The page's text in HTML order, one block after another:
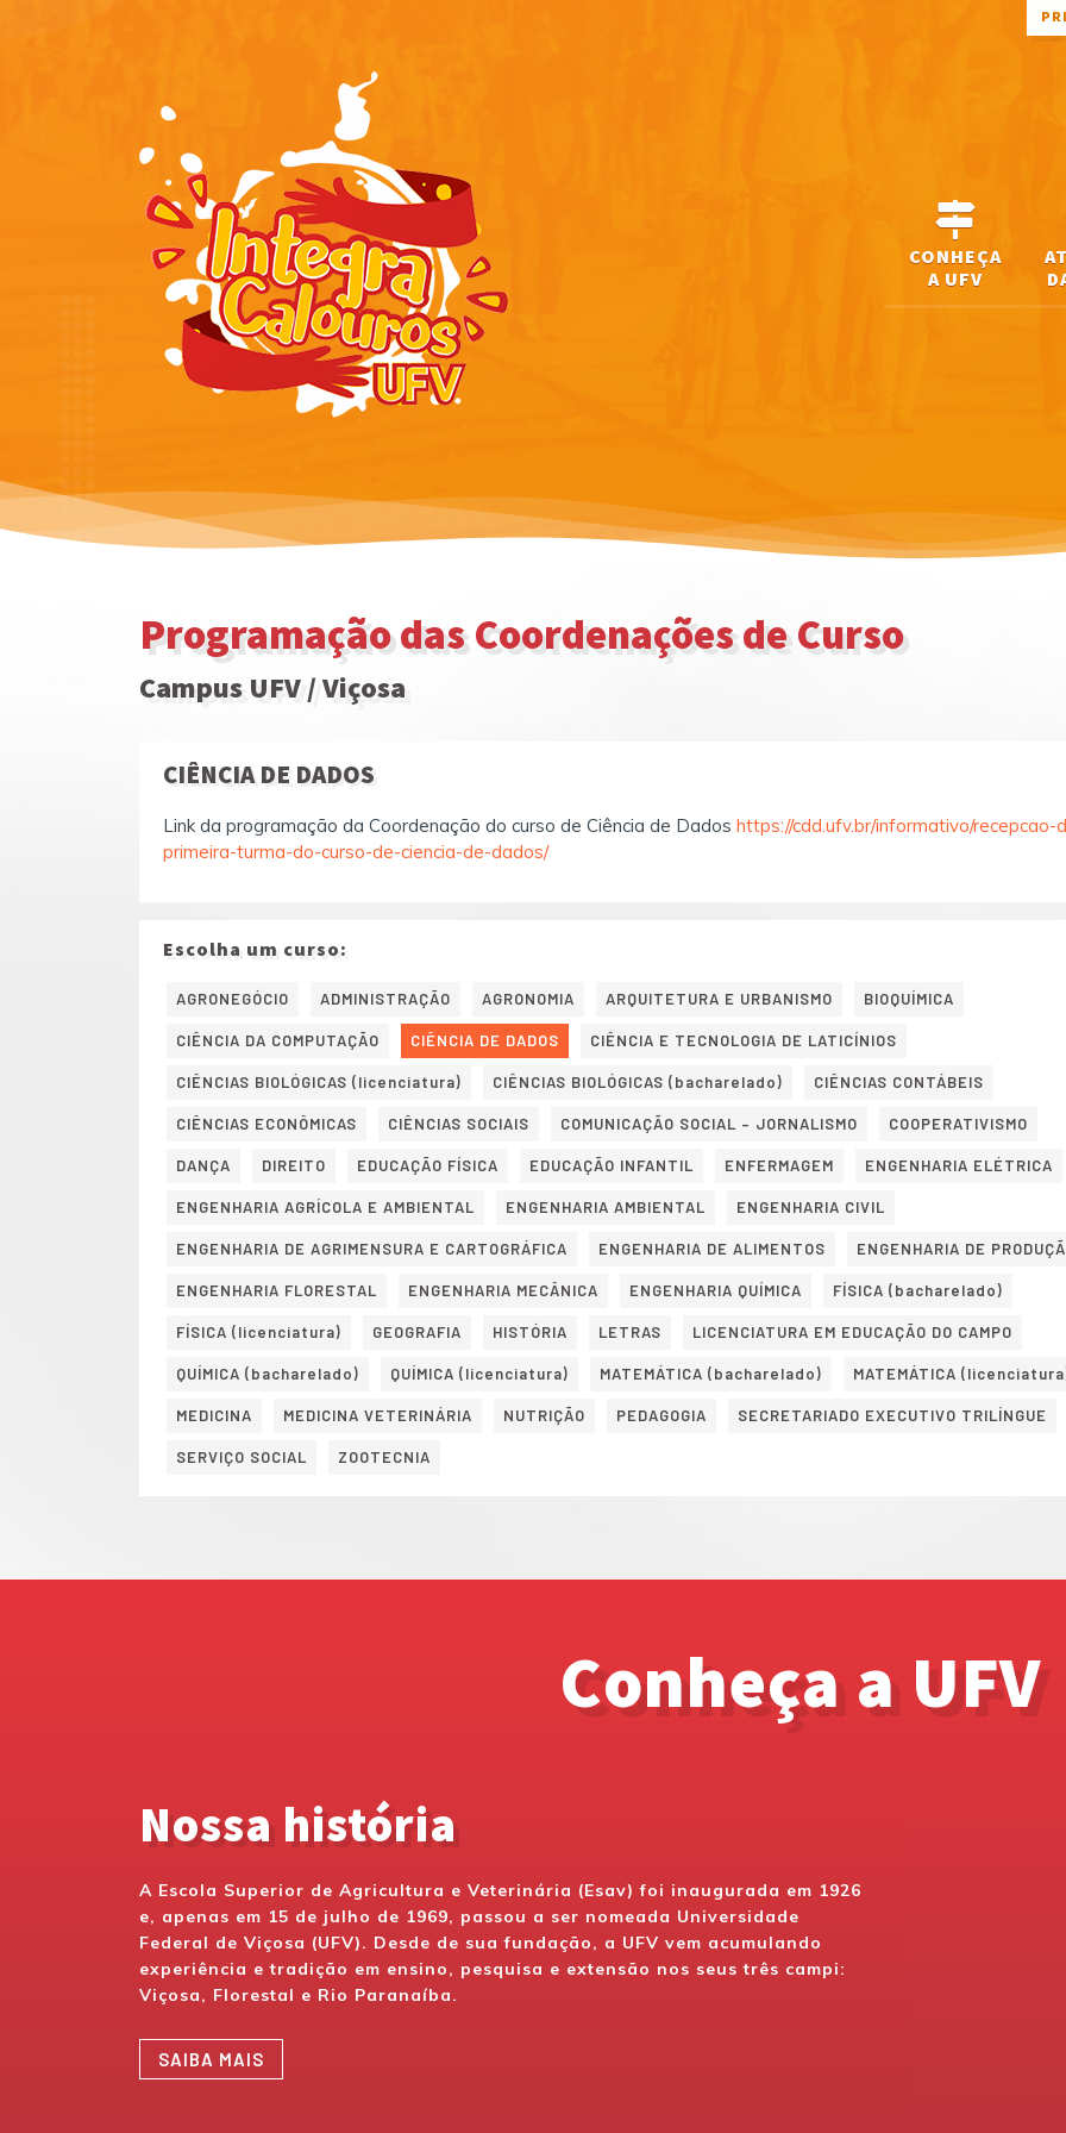
CONHEÇA
A UFV
Programação das Coordenações de Curso
Campus UFV / Viçosa
CIÊNCIA DE DADOS
Link da programação da Coordenação do curso de Ciência de Dados https://cdd.ufv.br/informativo/recepcao-
primeira-turma-do-curso-de-ciencia-de-dados/
Escolha um curso:
AGRONEGÓCIO ADMINISTRAÇÃO AGRONOMIA ARQUITETURA E URBANISMO BIOQUÍMICA
CIÊNCIA DA COMPUTAÇÃO CIÊNCIA DE DADOS CIÊNCIA E TECNOLOGIA DE LATICÍNIOS
CIÊNCIAS BIOLÓGICAS (licenciatura) CIÊNCIAS BIOLÓGICAS (bacharelado) CIÊNCIAS CONTÁBEIS
CIÊNCIAS ECONÔMICAS CIÊNCIAS SOCIAIS COMUNICAÇÃO SOCIAL – JORNALISMO COOPERATIVISMO
DANÇA DIREITO EDUCAÇÃO FÍSICA EDUCAÇÃO INFANTIL ENFERMAGEM ENGENHARIA ELÉTRICA
ENGENHARIA AGRÍCOLA E AMBIENTAL ENGENHARIA AMBIENTAL ENGENHARIA CIVIL
ENGENHARIA DE AGRIMENSURA E CARTOGRÁFICA ENGENHARIA DE ALIMENTOS ENGENHARIA DE
ENGENHARIA FLORESTAL ENGENHARIA MECÂNICA ENGENHARIA QUÍMICA FÍSICA (bacharelado)
FÍSICA (licenciatura) GEOGRAFIA HISTÓRIA LETRAS LICENCIATURA EM EDUCAÇÃO DO CAMPO
QUÍMICA (bacharelado) QUÍMICA (licenciatura) MATEMÁTICA (bacharelado) MATEMÁTICA
MEDICINA MEDICINA VETERINÁRIA NUTRIÇÃO PEDAGOGIA SECRETARIADO EXECUTIVO TRILÍNGUE
SERVIÇO SOCIAL ZOOTECNIA
Conheça a UFV
Nossa história
A Escola Superior de Agricultura e Veterinária (Esav) foi inaugurada em 1926
e, apenas em 15 de julho de 1969, passou a ser nomeada Universidade
Federal de Viçosa (UFV). Desde de sua fundação, a UFV vem acumulando
experiência e tradição em ensino, pesquisa e extensão nos seus três campi:
Viçosa, Florestal e Rio Paranaíba.
SAIBA MAIS